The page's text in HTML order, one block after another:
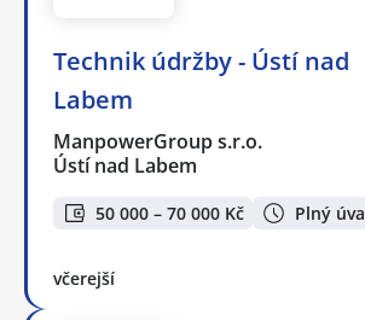
Technik údržby - Ústí nad
Labem
ManpowerGroup s.r.o.
Ústí nad Labem
50 000 – 70 000 Kč Plný
včerejší